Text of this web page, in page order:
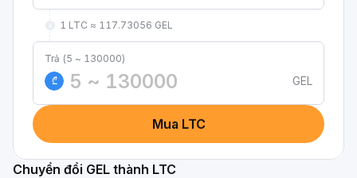
1 LTC ≈ 117.73056 GEL
Trả (5 ~ 130000)
₾
GEL
Mua LTC
Chuyển đổi GEL thành LTC